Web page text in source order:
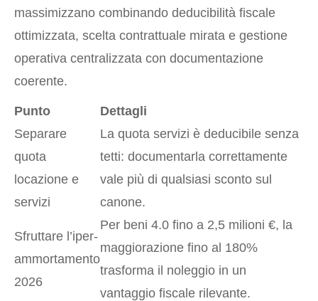
massimizzano combinando deducibilità fiscale
ottimizzata, scelta contrattuale mirata e gestione
operativa centralizzata con documentazione
coerente.
Punto
Dettagli
Separare
quota
locazione e
servizi
La quota servizi è deducibile senza
tetti: documentarla correttamente
vale più di qualsiasi sconto sul
canone.
Sfruttare l’iper-
ammortamento
2026
Per beni 4.0 fino a 2,5 milioni €, la
maggiorazione fino al 180%
trasforma il noleggio in un
vantaggio fiscale rilevante.